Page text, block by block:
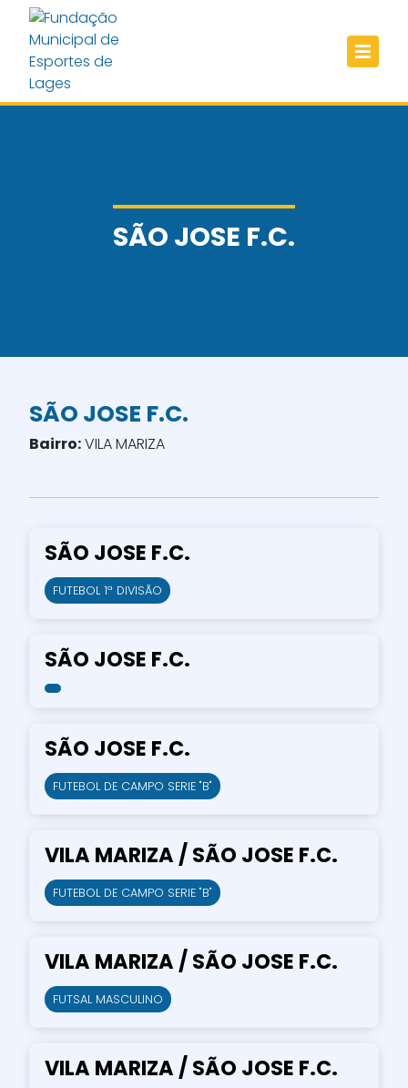
SÃO JOSE F.C.
SÃO JOSE F.C.
Bairro:VILA MARIZA
SÃO JOSE F.C.
FUTEBOL 1ª DIVISÃO
SÃO JOSE F.C.
SÃO JOSE F.C.
FUTEBOL DE CAMPO SERIE "B"
VILA MARIZA / SÃO JOSE F.C.
FUTEBOL DE CAMPO SERIE "B"
VILA MARIZA / SÃO JOSE F.C.
FUTSAL MASCULINO
VILA MARIZA / SÃO JOSE F.C.